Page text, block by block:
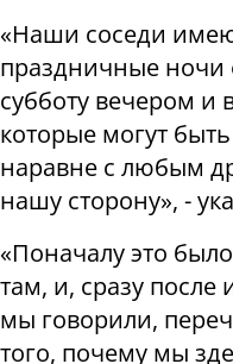
«Наши соседи
праздничные ночи
субботу вечером и
которые могут
наравне с любым
нашу сторону», -
«Поначалу это
там, и, сразу после
мы говорили,
того, почему мы